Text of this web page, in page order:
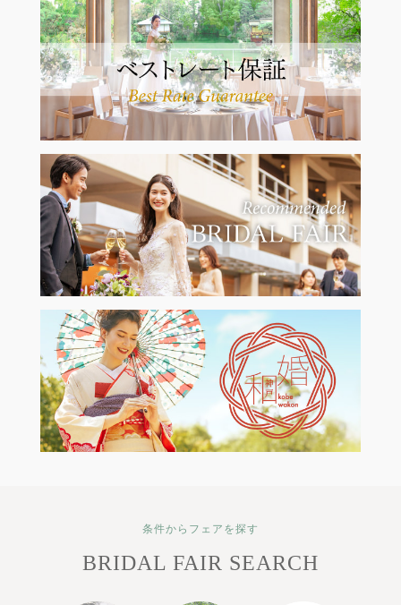
条件からフェアを探す
BRIDAL FAIR SEARCH